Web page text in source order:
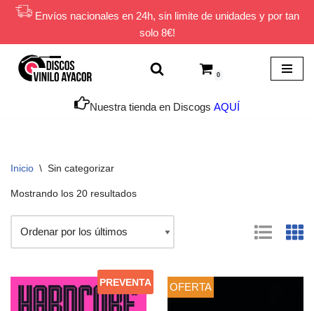
contenido
Envíos nacionales en 24h, sin limite de unidades y por tan
solo 8€!
0
Nuestra tienda en Discogs AQUÍ
Inicio \ Sin categorizar
Mostrando los 20 resultados
PREVENTA OFERTA